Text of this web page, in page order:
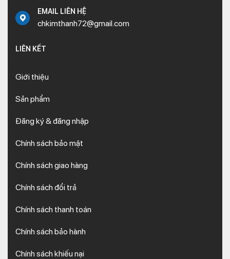
EMAIL LIÊN HỆ
chkimthanh72@gmail.com
LIÊN KẾT
Giới thiệu
Sản phẩm
Đăng ký & đăng nhập
Chính sách bảo mật
Chính sách giao hàng
Chính sách đổi trả
Chính sách thanh toán
Chính sách bảo hành
Chính sách khiếu nại